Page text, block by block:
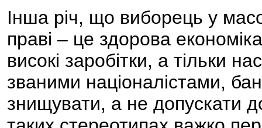
Інша річ, що виборець у
праві – це здорова
високі заробітки, а тільки
званими націоналістами,
знищувати, а не допускати